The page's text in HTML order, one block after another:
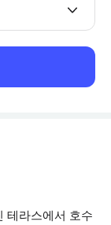
테라스에서 호수